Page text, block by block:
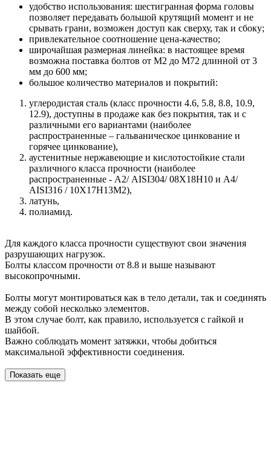
удобство использования: шестигранная форма головы
позволяет передавать большой крутящий момент и не
срывать грани, возможен доступ как сверху, так и сбоку;
привлекательное соотношение цена-качество;
широчайшая размерная линейка: в настоящее время
возможна поставка болтов от М2 до М72 длинной от 3
мм до 600 мм;
большое количество материалов и покрытий:
углеродистая сталь (класс прочности 4.6, 5.8, 8.8, 10.9,
12.9), доступны в продаже как без покрытия, так и с
различными его вариантами (наиболее
распространенные – гальваническое цинкование и
горячее цинкование),
аустенитные нержавеющие и кислотостойкие стали
различного класса прочности (наиболее
распространенные - А2/ AISI304/ 08Х18Н10 и A4/
AISI316 / 10Х17H13M2),
латунь,
полиамид.
Для каждого класса прочности существуют свои значения
разрушающих нагрузок.
Болты классом прочности от 8.8 и выше называют
высокопрочными.
Болты могут монтироваться как в тело детали, так и соединять
между собой несколько элементов.
В этом случае болт, как правило, используется с гайкой и
шайбой.
Важно соблюдать момент затяжки, чтобы добиться
максимальной эффективности соединения.
Показать еще